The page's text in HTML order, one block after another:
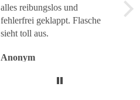
alles reibungslos und
fehlerfrei geklappt. Flasche
sieht toll aus.
Anonym